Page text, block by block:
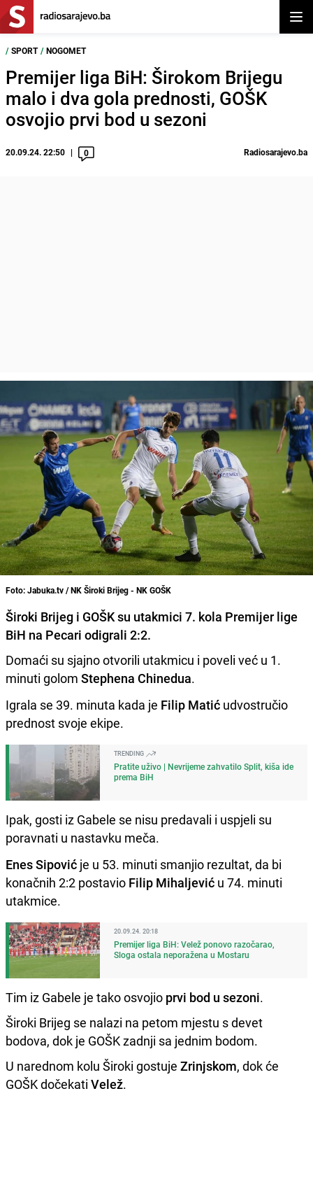
/ SPORT / NOGOMET
Premijer liga BiH: Širokom Brijegu
malo i dva gola prednosti, GOŠK
osvojio prvi bod u sezoni
20.09.24. 22:50 0 Radiosarajevo.ba
Foto: Jabuka.tv / NK Široki Brijeg - NK GOŠK
Široki Brijeg i GOŠK su utakmici 7. kola Premijer lige
BiH na Pecari odigrali 2:2.
Domaći su sjajno otvorili utakmicu i poveli već u 1.
minuti golom Stephena Chinedua.
Igrala se 39. minuta kada je Filip Matić udvostručio
prednost svoje ekipe.
TRENDING
Pratite uživo | Nevrijeme zahvatilo Split, kiša ide
prema BiH
Ipak, gosti iz Gabele se nisu predavali i uspjeli su
poravnati u nastavku meča.
Enes Sipović je u 53. minuti smanjio rezultat, da bi
konačnih 2:2 postavio Filip Mihaljević u 74. minuti
utakmice.
20.09.24. 20:18
Premijer liga BiH: Velež ponovo razočarao,
Tim iz Gabele je tako osvojio prvi bod u sezoni.
Široki Brijeg se nalazi na petom mjestu s devet
bodova, dok je GOŠK zadnji sa jednim bodom.
U narednom kolu Široki gostuje Zrinjskom, dok će
GOŠK dočekati Velež.